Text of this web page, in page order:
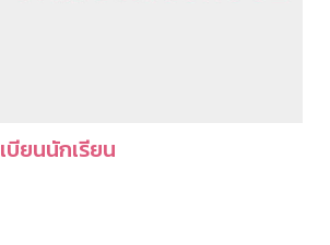
บียนนักเรียน